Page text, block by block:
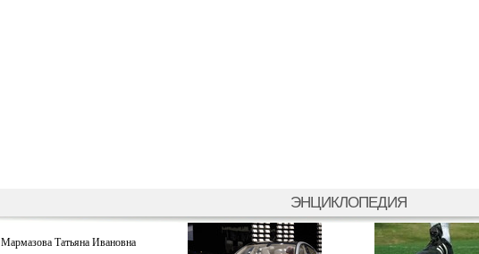
ЭНЦИКЛОПЕДИЯ
Мармазова Татьяна Ивановна